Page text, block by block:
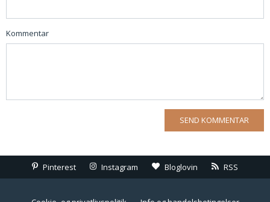
Kommentar
Pinterest Instagram Bloglovin RSS